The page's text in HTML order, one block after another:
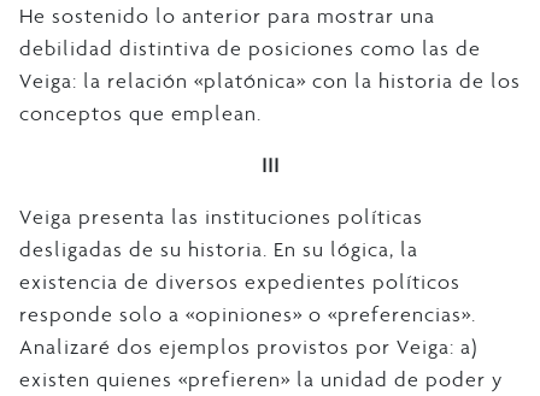
He sostenido lo anterior para mostrar una
debilidad distintiva de posiciones como las de
Veiga: la relación «platónica» con la historia de los
conceptos que emplean.
III
Veiga presenta las instituciones políticas
desligadas de su historia. En su lógica, la
existencia de diversos expedientes políticos
responde solo a «opiniones» o «preferencias».
Analizaré dos ejemplos provistos por Veiga: a)
existen quienes «prefieren» la unidad de poder y